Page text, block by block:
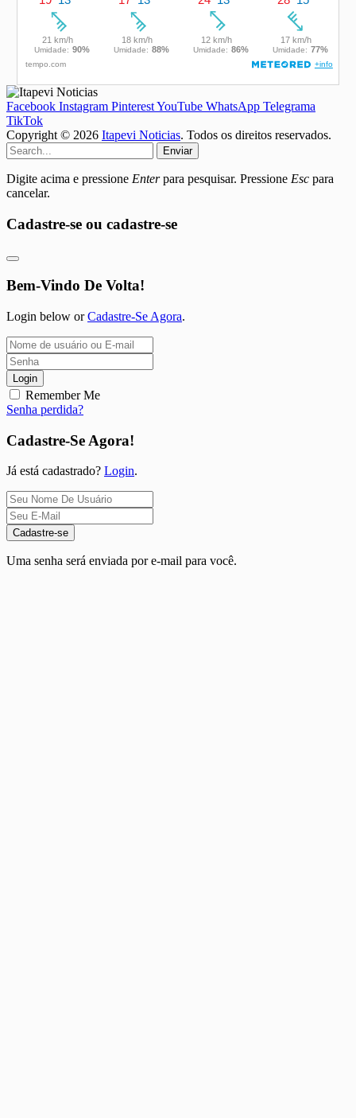
Facebook Instagram PinterestYouTube WhatsApp Telegrama
TikTok
Copyright © 2026 Itapevi Noticias. Todos os direitos reservados.
Enviar
Digite acima e pressione Enterpara pesquisar. Pressione Esc para
cancelar.
Cadastre-se ou cadastre-se
Bem-Vindo De Volta!
Login below orCadastre-Se Agora.
Login
Remember Me
Senha perdida?
Cadastre-Se Agora!
Já está cadastrado? Login.
Cadastre-se
Uma senha será enviada por e-mail para você.